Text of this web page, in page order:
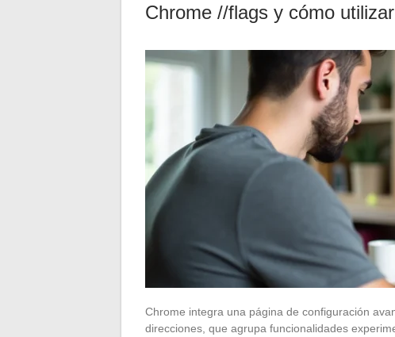
Chrome //flags y cómo
Chrome integra una página de configuración
direcciones, que agrupa funcionalidades